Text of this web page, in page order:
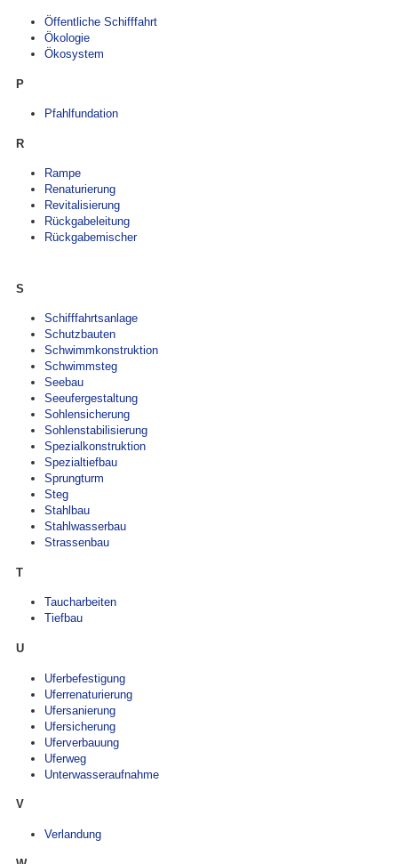
Öffentliche Schifffahrt
Ökologie
Ökosystem
P
Pfahlfundation
R
Rampe
Renaturierung
Revitalisierung
Rückgabeleitung
Rückgabemischer
S
Schifffahrtsanlage
Schutzbauten
Schwimmkonstruktion
Schwimmsteg
Seebau
Seeufergestaltung
Sohlensicherung
Sohlenstabilisierung
Spezialkonstruktion
Spezialtiefbau
Sprungturm
Steg
Stahlbau
Stahlwasserbau
Strassenbau
T
Taucharbeiten
Tiefbau
U
Uferbefestigung
Uferrenaturierung
Ufersanierung
Ufersicherung
Uferverbauung
Uferweg
Unterwasseraufnahme
V
Verlandung